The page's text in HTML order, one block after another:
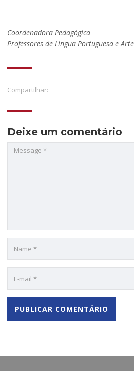
Coordenadora Pedagógica
Professores de Língua Portuguesa e Arte
Compartilhar:
Deixe um comentário